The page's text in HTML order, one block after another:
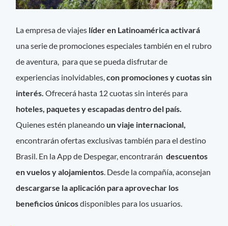
La empresa de viajes líder en Latinoamérica activará
una serie de promociones especiales también en el rubro
de aventura, para que se pueda disfrutar de
experiencias inolvidables,con promociones y cuotas sin
interés.Ofrecerá hasta 12 cuotas sin interés para
hoteles, paquetes y escapadas dentro del país.
Quienes estén planeando un viaje internacional,
encontrarán ofertas exclusivas también para el destino
Brasil. En la App de Despegar, encontrarándescuentos
en vuelos y alojamientos . Desde la compañía, aconsejan
descargarse la aplicación para aprovechar los
beneficios únicosdisponibles para los usuarios.